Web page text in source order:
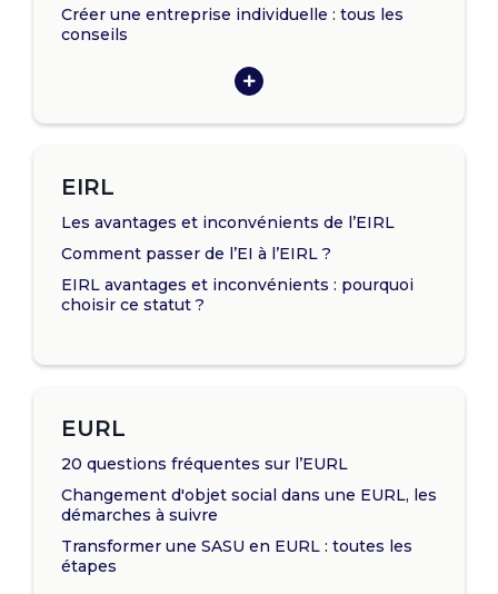
Créer une entreprise individuelle : tous les
conseils
EIRL
Les avantages et inconvénients de l’EIRL
Comment passer de l’EI à l’EIRL ?
EIRL avantages et inconvénients : pourquoi
choisir ce statut ?
EURL
20 questions fréquentes sur l’EURL
Changement d'objet social dans une EURL, les
démarches à suivre
Transformer une SASU en EURL : toutes les
étapes